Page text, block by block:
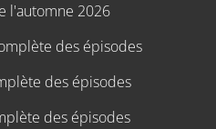
l'automne 2026
des épisodes
des épisodes
des épisodes